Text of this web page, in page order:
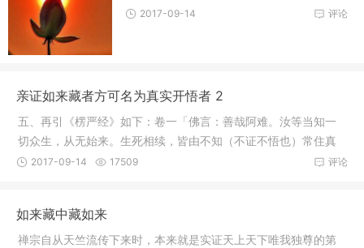
评论
2017-09-14
亲证如来藏者方可名为真实开悟者 2
五、再引《楞严经》如下：卷一「佛言：善哉阿难。汝等当知一
切众生，从无始来。生死相续，皆由不知（不证不悟也）常住真
心性净明
评论
2017-09-14 17509
如来藏中藏如来
禅宗自从天竺流传下来时，本来就是实证天上天下唯我独尊的第